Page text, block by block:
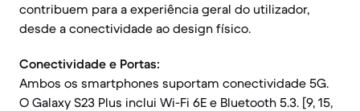
contribuem para a experiência geral do utilizador,
desde a conectividade ao design físico.
Conectividade e Portas:
Ambos os smartphones suportam conectividade 5G.
O Galaxy S23 Plus inclui Wi-Fi 6E e Bluetooth 5.3. [9, 15,